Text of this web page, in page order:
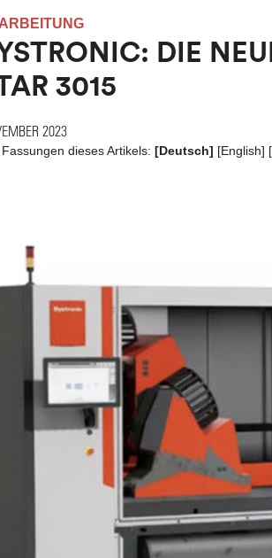
DIE
3015
2023
dieses Artikels: [Deutsch] [English] [